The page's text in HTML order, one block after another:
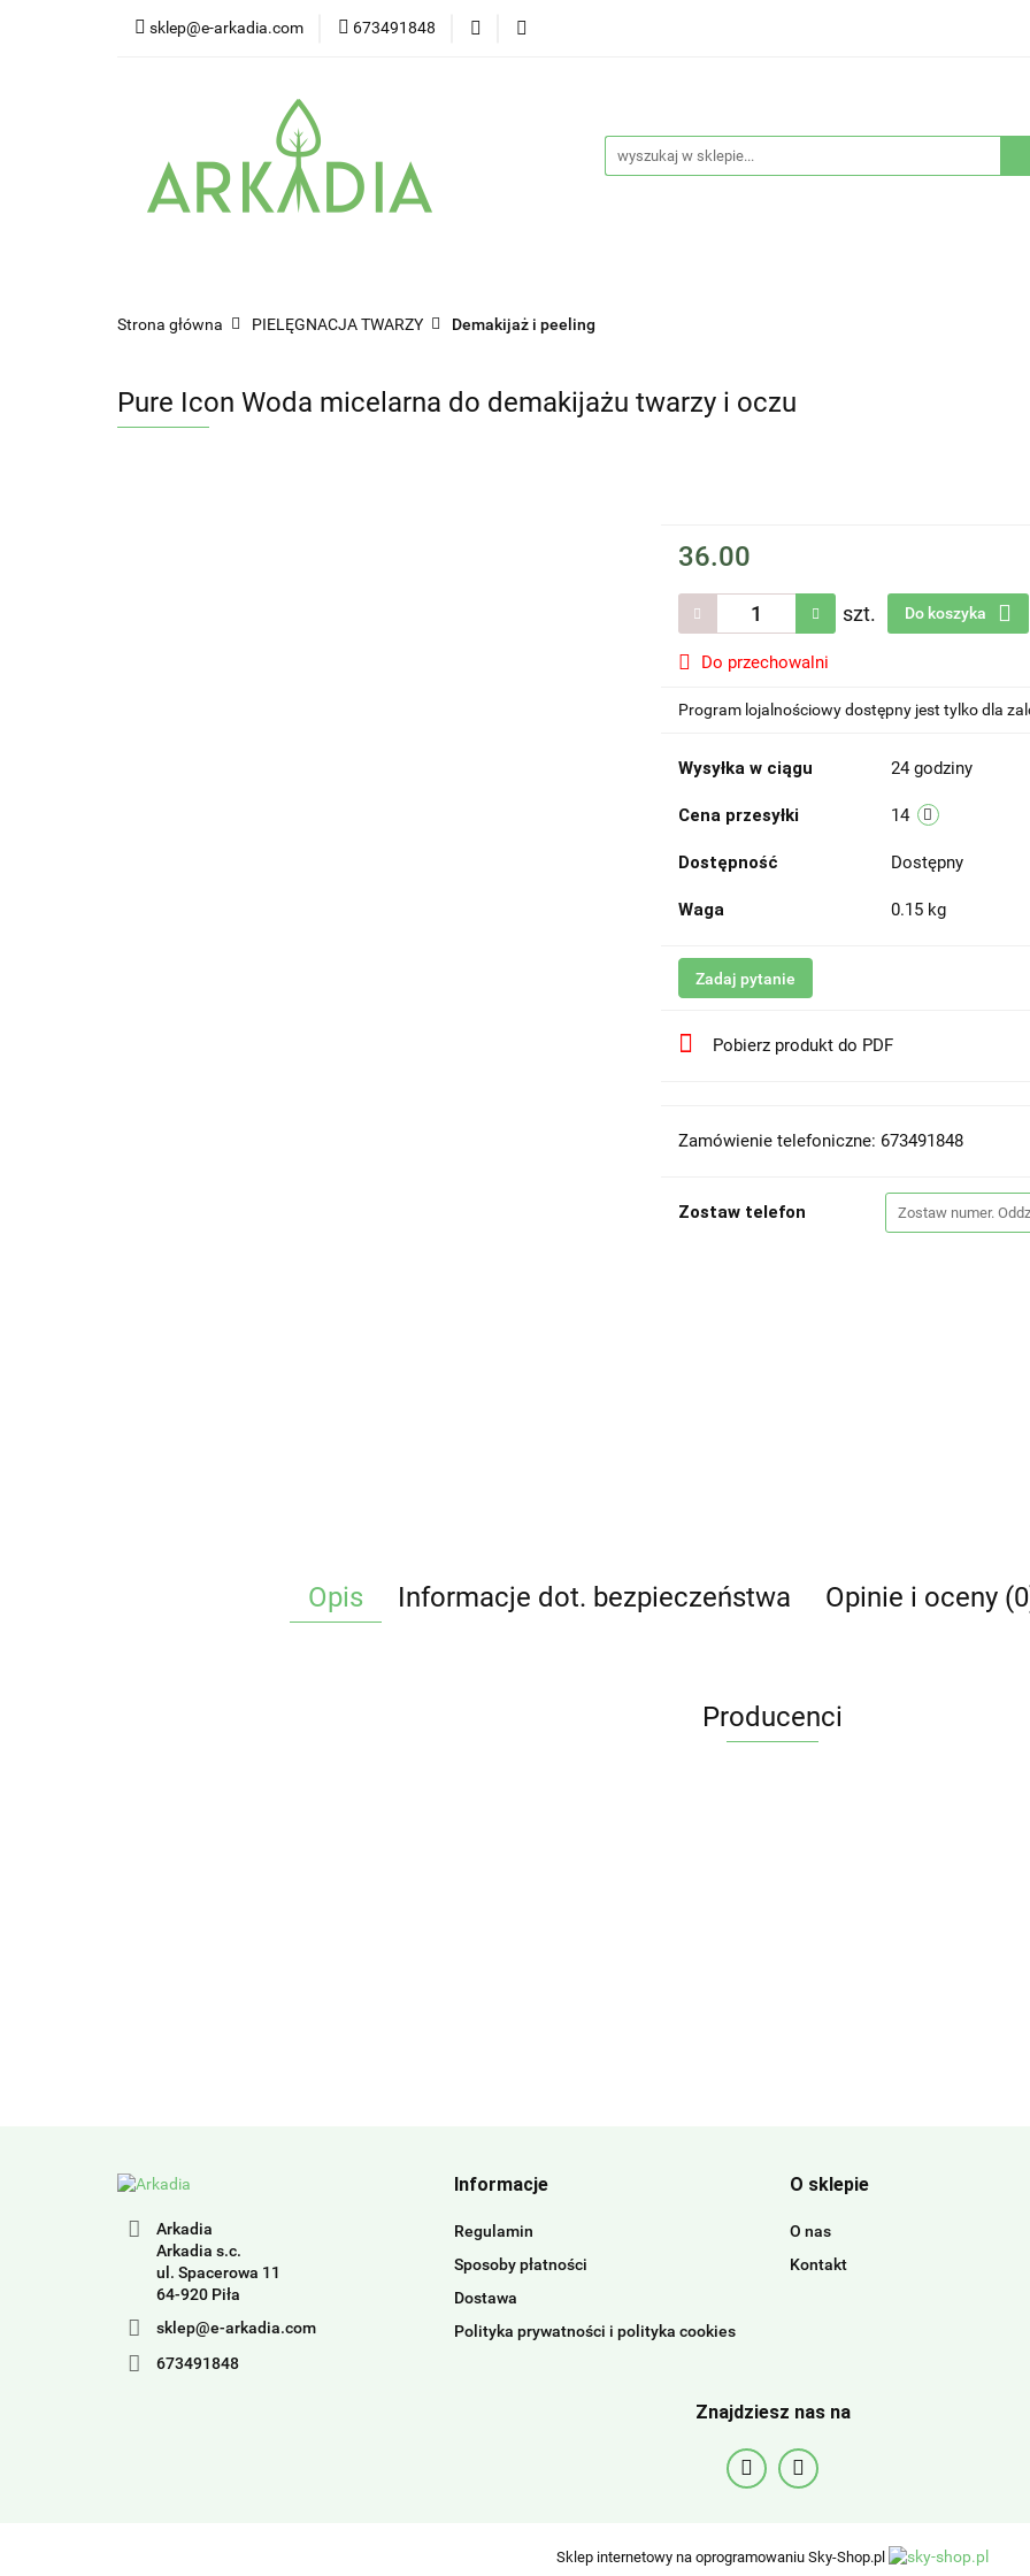
sklep@e-arkadia.com 673491848
Kategorie Producenci
Strona główna PIELĘGNACJA TWARZY Demakijaż i peeling
Pure Icon Woda micelarna do demakijażu twarzy i oczu
36.00
szt. Do koszyka
Do przechowalni
Program lojalnościowy dostępny jest tylko dla
Wysyłka w ciągu 24 godziny
Cena przesyłki 14
Dostępność Dostępny
Waga 0.15 kg
Zadaj pytanie
Pobierz produkt do PDF
Zamówienie telefoniczne: 673491848
Zostaw telefon
Opis Informacje dot. bezpieczeństwa Opinie i oceny
Producenci
Arkadia
Arkadia s.c.
ul. Spacerowa 11
64-920 Piła
sklep@e-arkadia.com
673491848
Informacje
Regulamin
Sposoby płatności
Dostawa
Polityka prywatności i polityka cookies
O sklepie
O nas
Kontakt
Znajdziesz nas na
Sklep internetowy na oprogramowaniu Sky-Shop.pl